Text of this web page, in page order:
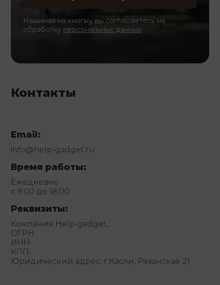
Нажимая на кнопку вы соглашаетесь на
обработку персональных данных
Контакты
Email:
info@help-gadget.ru
Время работы:
Ежедневно
с 9:00 до 18:00
Реквизиты:
Компания Help-gadget,
ОГРН
ИНН
КПП:
Юридический адрес: г.Касли, Рязанская 21